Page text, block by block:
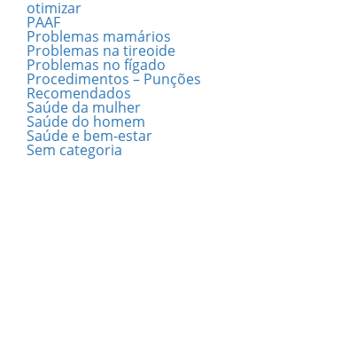
otimizar
PAAF
Problemas mamários
Problemas na tireoide
Problemas no fígado
Procedimentos – Punções
Recomendados
Saúde da mulher
Saúde do homem
Saúde e bem-estar
Sem categoria